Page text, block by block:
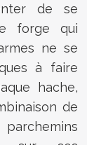
de se
forge qui
ne se
à faire
hache,
de